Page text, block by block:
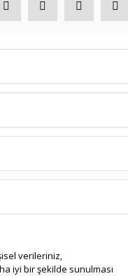
verileriniz,
iyi bir şekilde sunulması